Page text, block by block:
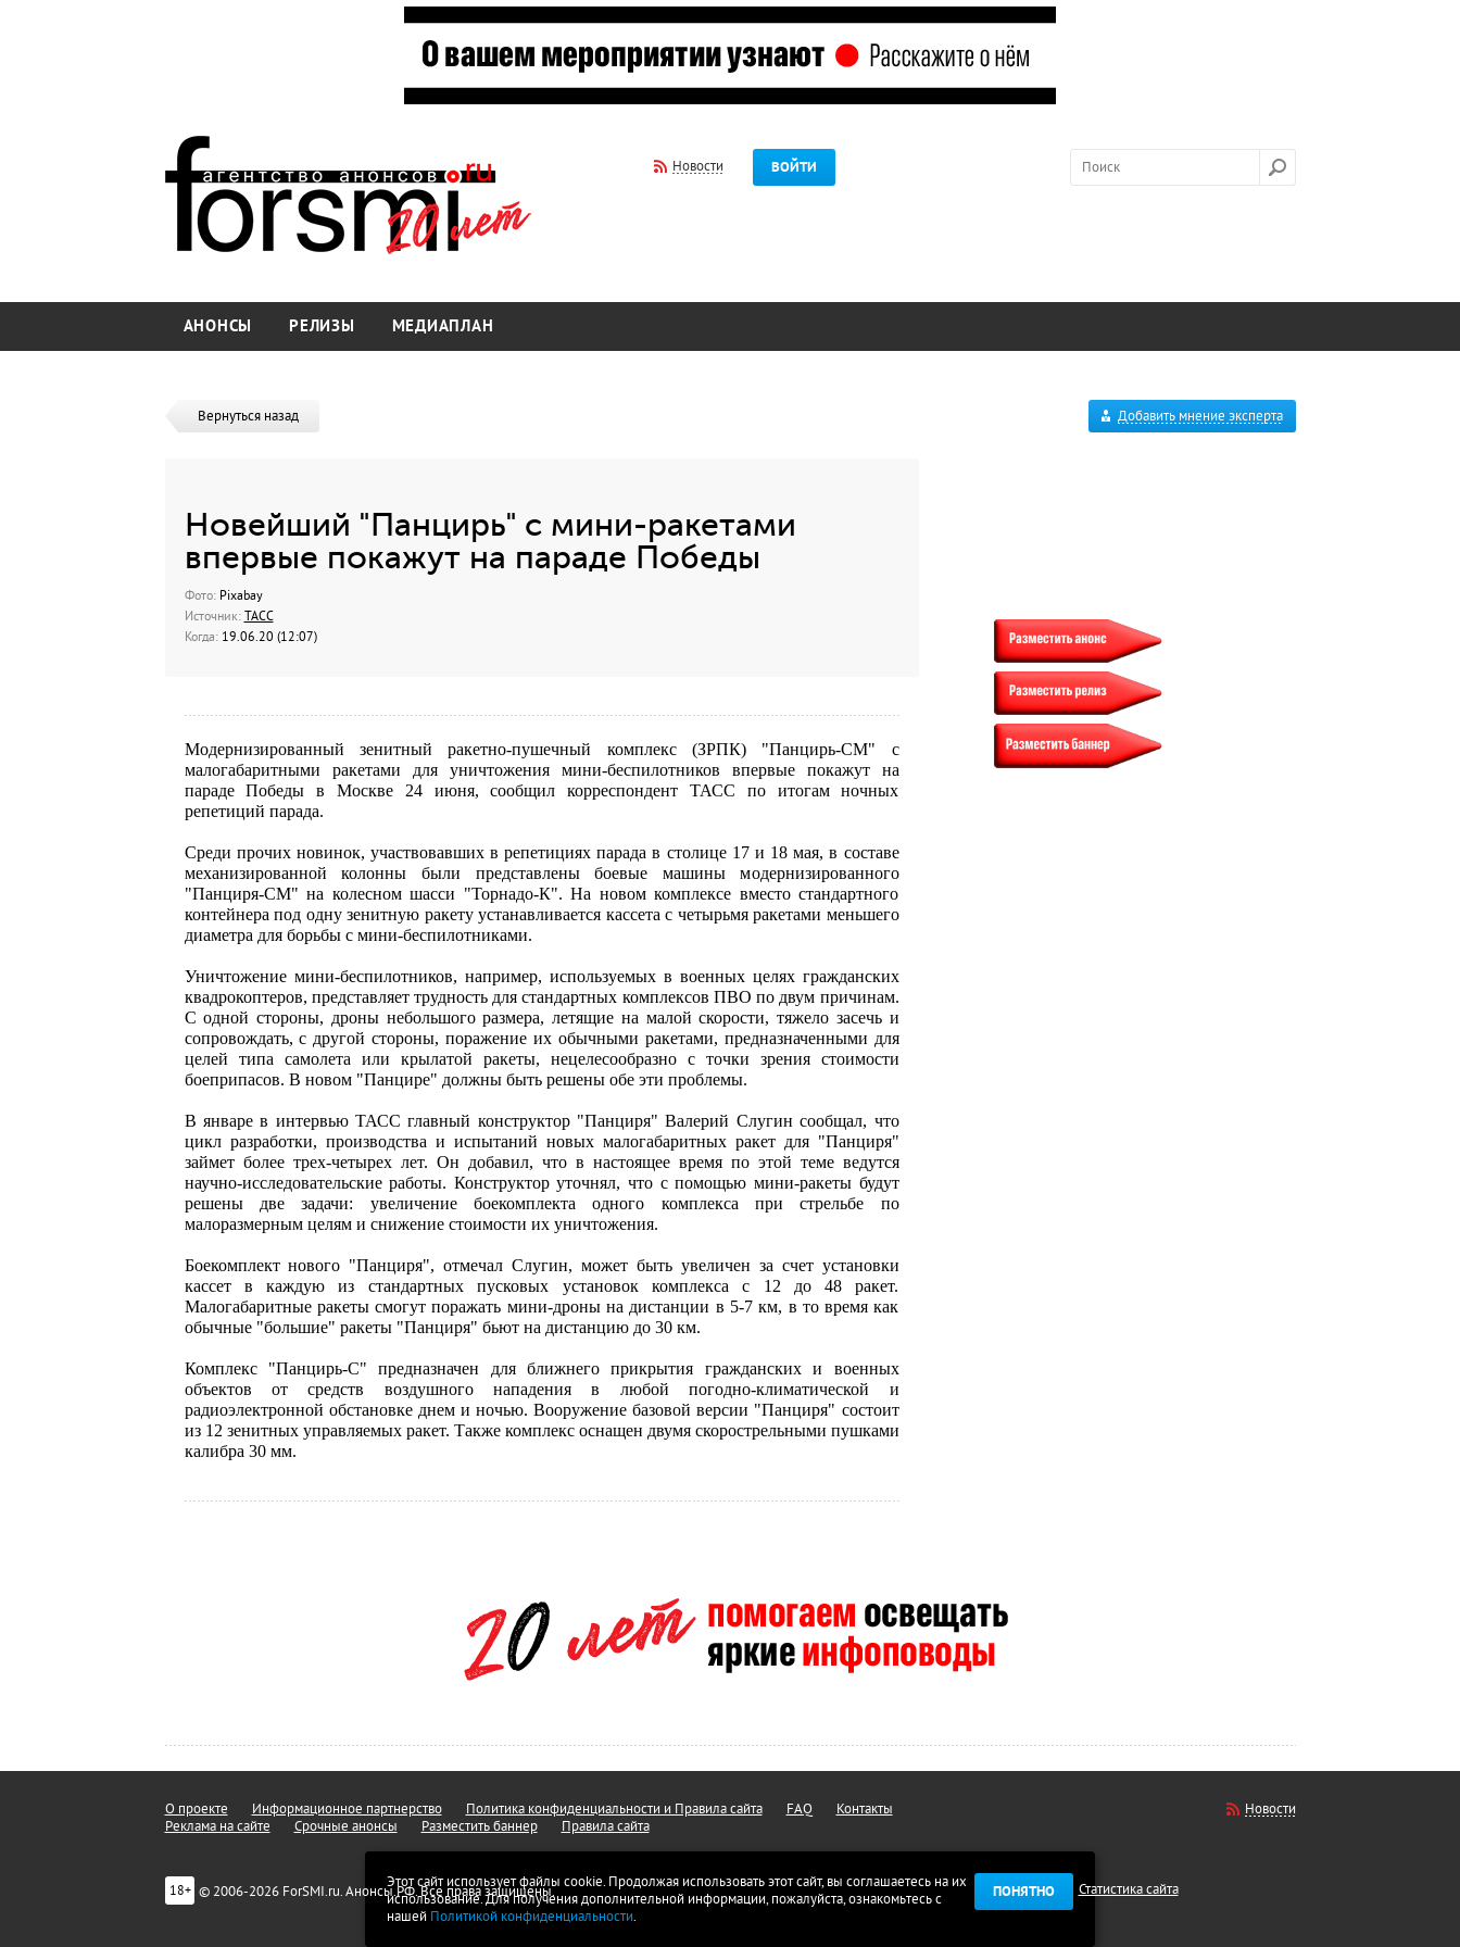
Новости ВОЙТИ
АНОНСЫ РЕЛИЗЫ МЕДИАПЛАН
Вернуться назад
Новейший "Панцирь" с мини-ракетами
впервые покажут на параде Победы
Фото: Pixabay
Источник: ТАСС
Когда: 19.06.20 (12:07)
Модернизированный зенитный ракетно-пушечный комплекс (ЗРПК) "Панцирь-СМ" с
малогабаритными ракетами для уничтожения мини-беспилотников впервые покажут на
параде Победы в Москве 24 июня, сообщил корреспондент ТАСС по итогам ночных
репетиций парада.
Среди прочих новинок, участвовавших в репетициях парада в столице 17 и 18 мая, в составе
механизированной колонны были представлены боевые машины модернизированного
"Панциря-СМ" на колесном шасси "Торнадо-К". На новом комплексе вместо стандартного
контейнера под одну зенитную ракету устанавливается кассета с четырьмя ракетами меньшего
диаметра для борьбы с мини-беспилотниками.
Уничтожение мини-беспилотников, например, используемых в военных целях гражданских
квадрокоптеров, представляет трудность для стандартных комплексов ПВО по двум причинам.
С одной стороны, дроны небольшого размера, летящие на малой скорости, тяжело засечь и
сопровождать, с другой стороны, поражение их обычными ракетами, предназначенными для
целей типа самолета или крылатой ракеты, нецелесообразно с точки зрения стоимости
боеприпасов. В новом "Панцире" должны быть решены обе эти проблемы.
В январе в интервью ТАСС главный конструктор "Панциря" Валерий Слугин сообщал, что
цикл разработки, производства и испытаний новых малогабаритных ракет для "Панциря"
займет более трех-четырех лет. Он добавил, что в настоящее время по этой теме ведутся
научно-исследовательские работы. Конструктор уточнял, что с помощью мини-ракеты будут
решены две задачи: увеличение боекомплекта одного комплекса при стрельбе по
малоразмерным целям и снижение стоимости их уничтожения.
Боекомплект нового "Панциря", отмечал Слугин, может быть увеличен за счет установки
кассет в каждую из стандартных пусковых установок комплекса с 12 до 48 ракет.
Малогабаритные ракеты смогут поражать мини-дроны на дистанции в 5-7 км, в то время как
обычные "большие" ракеты "Панциря" бьют на дистанцию до 30 км.
Комплекс "Панцирь-С" предназначен для ближнего прикрытия гражданских и военных
объектов от средств воздушного нападения в любой погодно-климатической и
радиоэлектронной обстановке днем и ночью. Вооружение базовой версии "Панциря" состоит
из 12 зенитных управляемых ракет. Также комплекс оснащен двумя скорострельными пушками
калибра 30 мм.
Добавить мнение эксперта
Этот сайт использует файлы cookie. Продолжая использовать этот сайт, вы соглашаетесь на их
использование. Для получения дополнительной информации, пожалуйста, ознакомьтесь с
нашей Политикой конфиденциальности.
ПОНЯТНО
О проекте Информационное партнерство Политика конфиденциальности и Правила сайта FAQ
Контакты
Реклама на сайте
Срочные анонсы Разместить баннер Правила сайта
18+ © 2006-2026 ForSMI.ru. Анонсы.РФ. Все права защищены.
Новости
Статистика сайта